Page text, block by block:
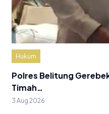
Hukum
Polres Belitung
Timah…
3 Aug 2026